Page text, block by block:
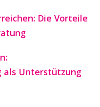
Die Vorteile
als Unterstützung